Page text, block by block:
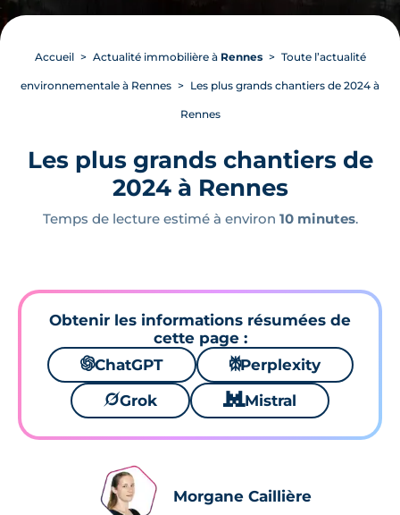
Accueil Actualité immobilière à Rennes Toute l’actualité
environnementale à Rennes Les plus grands chantiers de 2024 à
Rennes
Les plus grands chantiers de
2024 à Rennes
Temps de lecture estimé à environ 10 minutes.
Obtenir les informations résumées de
cette page :
🌌ChatGPT ⚙Perplexity
🪐Grok 🐱 Mistral
Morgane Caillière